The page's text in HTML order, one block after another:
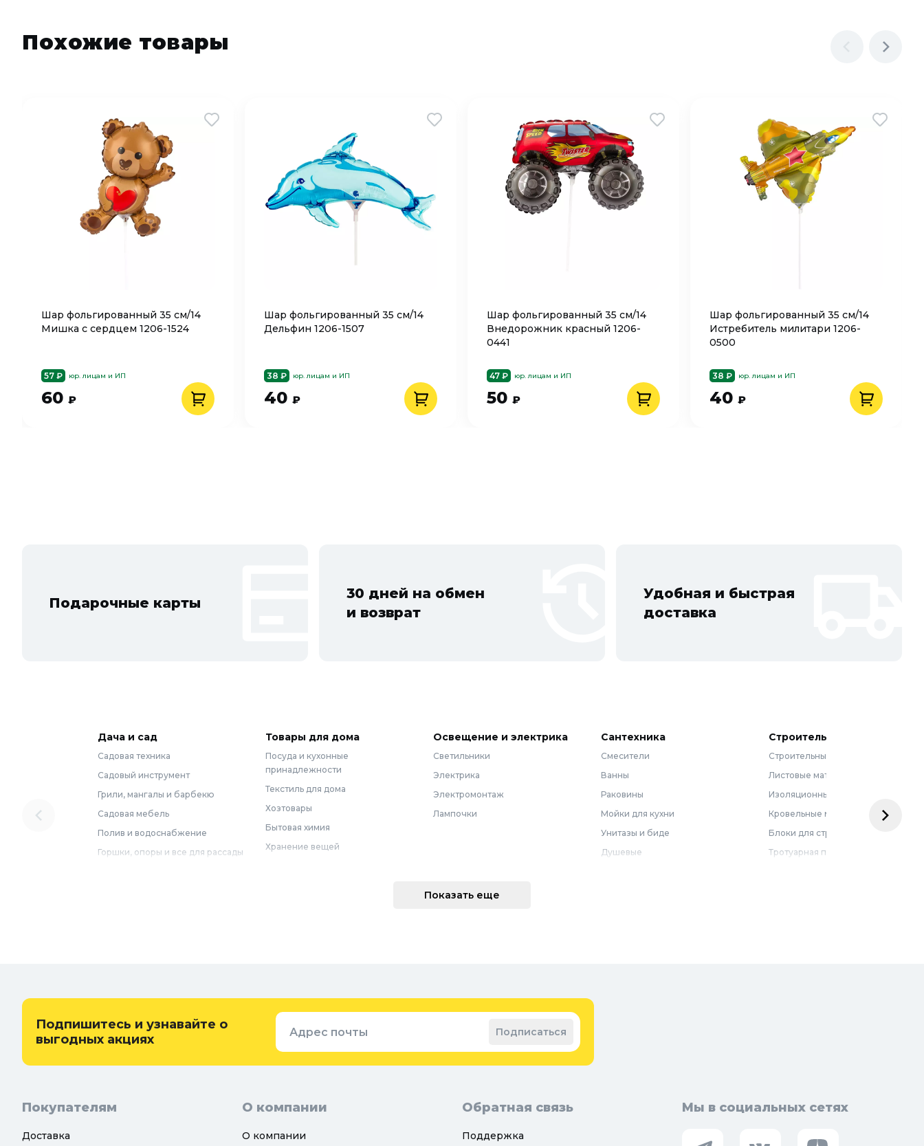
Похожие товары
Шар фольгированный 35 см/14
Мишка с сердцем 1206-1524
57 ₽ юр. лицам и ИП
60 ₽
Шар фольгированный 35 см/14
Дельфин 1206-1507
38 ₽ юр. лицам и ИП
40 ₽
Шар фольгированный 35 см/14
Внедорожник красный 1206-
0441
47 ₽ юр. лицам и ИП
50 ₽
Шар фольгированный 35 см/14
Истребитель милитари 1206-
0500
38 ₽ юр. лицам и ИП
40 ₽
Подарочные карты
30 дней на обмен
и возврат
Удобная и быстрая
доставка
Дача и сад
Садовая техника
Садовый инструмент
Грили, мангалы и барбекю
Садовая мебель
Полив и водоснабжение
Горшки, опоры и все для рассады
Теплицы, парники и укрывной
материал
Товары для дома
Посуда и кухонные
принадлежности
Текстиль для дома
Хозтовары
Бытовая химия
Хранение вещей
Придверные коврики
Освещение и электрика
Светильники
Электрика
Электромонтаж
Лампочки
Сантехника
Смесители
Ванны
Раковины
Мойки для кухни
Унитазы и биде
Душевые
Строительные материалы
Строительные смеси
Листовые материалы
Изоляционные материалы
Кровельные материалы
Блоки для строительства
Тротуарная плитка
Показать еще
Подпишитесь и узнавайте о
выгодных акциях
Адрес почты Подписаться
Покупателям
Доставка
О компании
О компании
Обратная связь
Поддержка
Мы в социальных сетях